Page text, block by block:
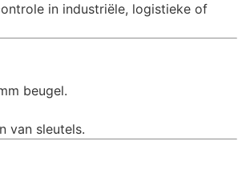
in industriële, logistieke of
beugel.
van sleutels.